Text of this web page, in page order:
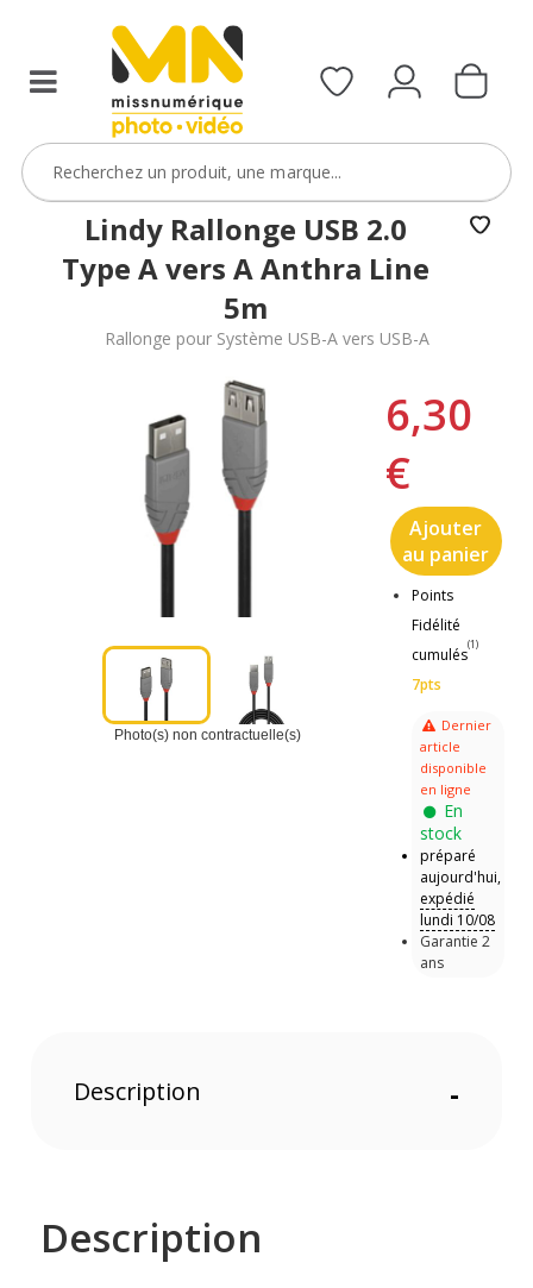
Lindy Rallonge USB 2.0
Type A vers A Anthra Line
5m
Rallonge pour Système USB-A vers USB-A
Photo(s) non contractuelle(s)
6,30
€
Ajouter
au panier
Points
Fidélité
cumulés
(1)
7pts
Dernier
article
disponible
en ligne
En
stock
préparé
aujourd'hui,
expédié
lundi 10/08
Garantie 2
ans
Description -
Description